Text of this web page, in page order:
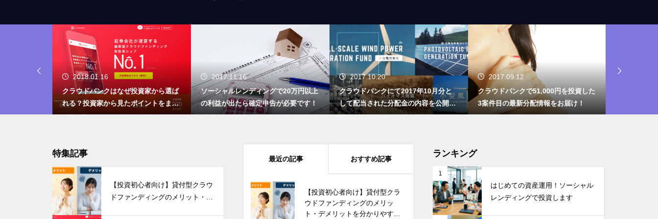
2018.01.16
クラウドバンクはなぜ投資家から選ば
れる？投資家から見たポイントをまと
めました
2017.11.16
ソーシャルレンディングで20万円以上
の利益が出たら確定申告が必要です！
2017.10.20
クラウドバンクにて2017年10月分と
して配当された分配金の内容を公開し
ます！
2017.09.12
クラウドバンクで51,000円を投資した
3案件目の最新分配情報をお届け！
す！
特集記事
【投資初心者向け】貸付型クラウ
ドファンディングのメリット・デ
最近の記事 おすすめ記事
【投資初心者向け】貸付型クラ
ウドファンディングのメリッ
ト・デメリットを分かりやすく
ランキング
1
はじめての資産運用！ソーシャル
レンディングで投資します